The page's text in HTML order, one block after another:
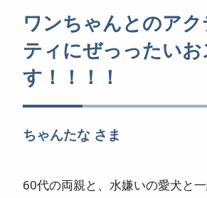
SUP団体プラン NEW!
ニュース
よくある質問
スタッフ紹介
ワンちゃんとのア
ティにぜっったい
す！！！！
ちゃんたな さま
60代の両親と、水嫌いの愛犬と